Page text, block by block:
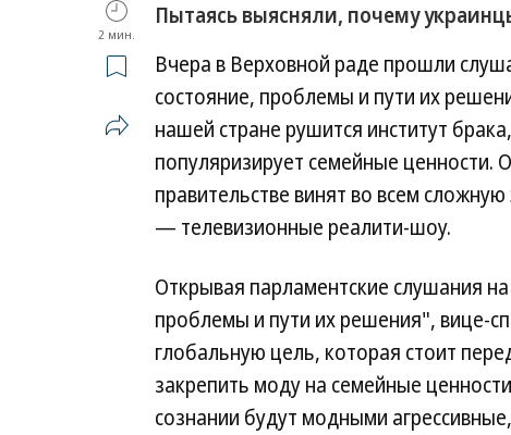
2 мин.
Пытаясь выясняли, почему
Вчера в Верховной раде прошли
состояние, проблемы и пути их
нашей стране рушится институт
популяризирует семейные
правительстве винят во всем
— телевизионные реалити-шоу.
Открывая парламентские слушания
проблемы и пути их решения", вице-
глобальную цель, которая стоит
закрепить моду на семейные
сознании будут модными